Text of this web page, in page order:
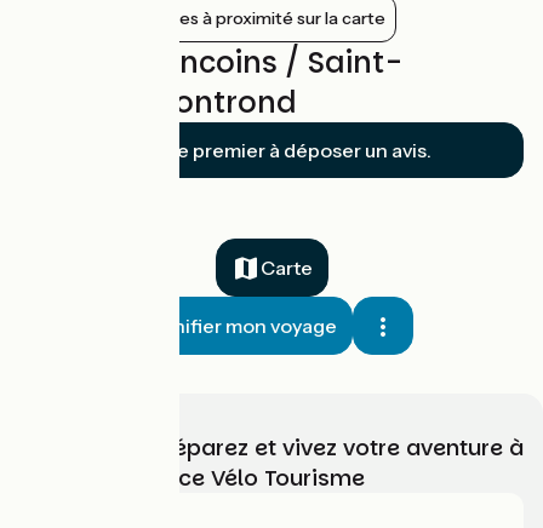
Afficher les gares à proximité sur la carte
Avis sur Sancoins / Saint-
Amand-Montrond
Soyez le premier à déposer un avis.
Carte
Planifier mon voyage
Choisissez, préparez et vivez votre aventure à
vélo avec France Vélo Tourisme